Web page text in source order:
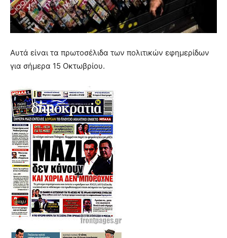
Αυτά είναι τα πρωτοσέλιδα των πολιτικών εφημερίδων
για σήμερα 15 Οκτωβρίου.